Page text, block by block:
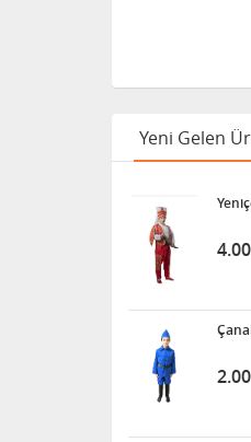
Yeni Gelen